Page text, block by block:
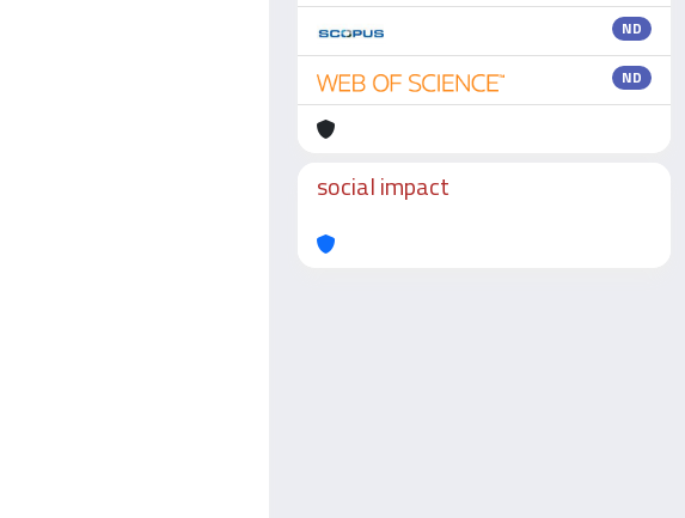
ND
ND
social impact